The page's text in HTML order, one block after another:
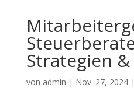
Strategien
von admin | Nov. 27, 2024|